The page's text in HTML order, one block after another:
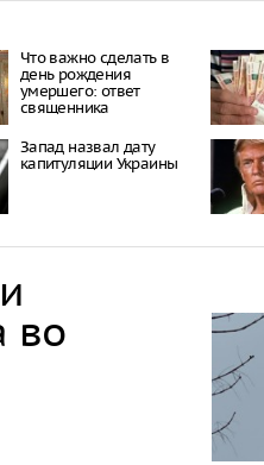
Что важно сделать в
день рождения
умершего: ответ
священника
Запад назвал дату
капитуляции Украины
во